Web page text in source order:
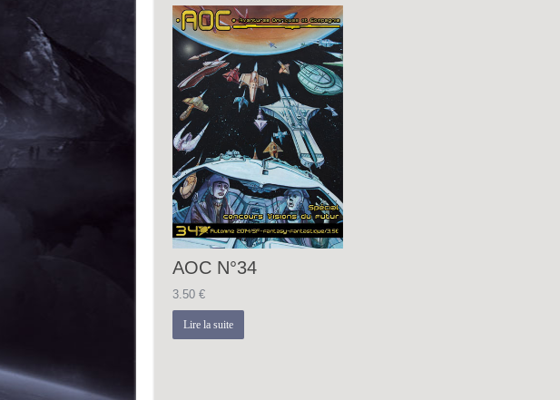
AOC N°34
3.50 €
Lire la suite